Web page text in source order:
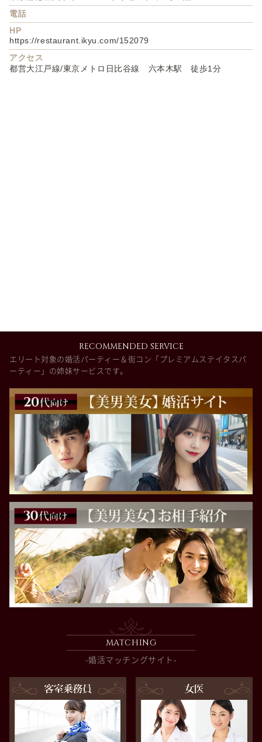
電話
HP
https://restaurant.ikyu.com/152079
アクセス
都営大江戸線/東京メトロ日比谷線 六本木駅 徒歩1分
RECOMMENDED SERVICE
エリート対象の婚活パーティー＆街コン「プレミアムステイタスパ
ーティー」の姉妹サービスです。
MATCHING
-婚活マッチングサイト-